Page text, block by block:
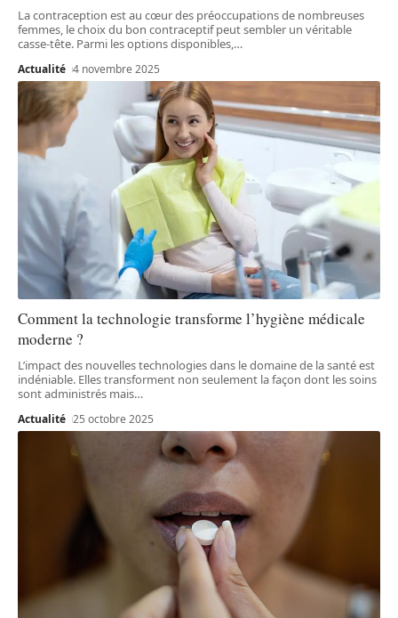
La contraception est au cœur des préoccupations de nombreuses
femmes, le choix du bon contraceptif peut sembler un véritable
casse-tête. Parmi les options disponibles,…
Actualité 4 novembre 2025
Comment la technologie transforme l’hygiène médicale
moderne ?
L’impact des nouvelles technologies dans le domaine de la santé est
indéniable. Elles transforment non seulement la façon dont les soins
sont administrés mais…
Actualité 25 octobre 2025